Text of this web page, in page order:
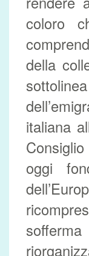
coloro
della
italiana
oggi